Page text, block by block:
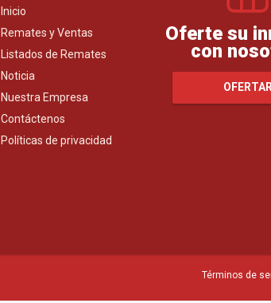
Inicio
Remates y Ventas
Listados de Remates
Noticia
Nuestra Empresa
Contáctenos
Políticas de privacidad
Oferte su
con
Términos de